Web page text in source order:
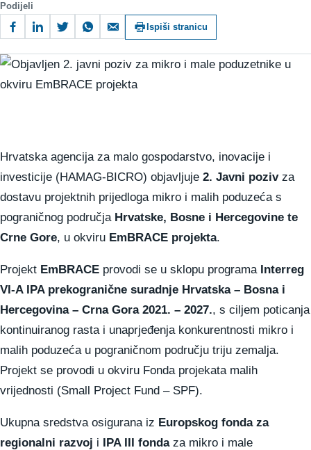
Podijeli
Ispiši stranicu
Hrvatska agencija za malo gospodarstvo, inovacije i
investicije (HAMAG-BICRO) objavljuje 2. Javni pozivza
dostavu projektnih prijedloga mikro i malih poduzeća s
pograničnog područja Hrvatske, Bosne i Hercegovine te
Crne Gore, u okviru EmBRACE projekta.
Projekt EmBRACE provodi se u sklopu programa Interreg
VI-A IPA prekogranične suradnje Hrvatska – Bosna i
Hercegovina – Crna Gora 2021. – 2027., s ciljem poticanja
kontinuiranog rasta i unaprjeđenja konkurentnosti mikro i
malih poduzeća u pograničnom području triju zemalja.
Projekt se provodi u okviru Fonda projekata malih
vrijednosti (Small Project Fund – SPF).
Ukupna sredstva osigurana iz Europskog fonda za
regionalni razvoj i IPA III fondaza mikro i male